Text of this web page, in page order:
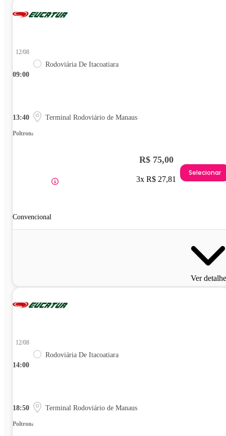
09:00
12/08
Rodoviária De Itacoatiara
13:40 Terminal Rodoviário de Manaus
Poltrona
Convencional
R$ 75,00
3x R$ 27,81
Selecionar
Ver
14:00
12/08
Rodoviária De Itacoatiara
18:50 Terminal Rodoviário de Manaus
Poltrona